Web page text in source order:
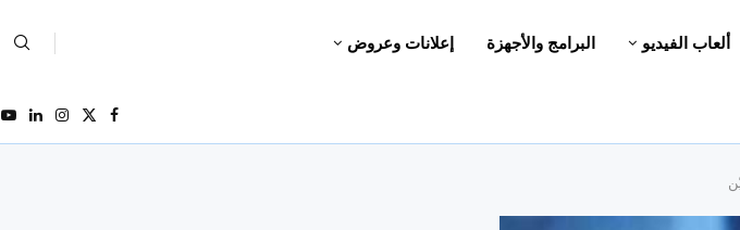
ألعاب الفيديو البرامج والأجهزة إعلانات وعروض